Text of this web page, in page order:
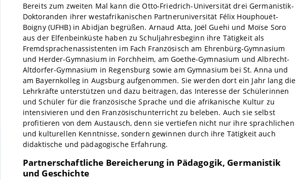
Bereits zum zweiten Mal kann die Otto-Friedrich-Universität drei Germanistik-
Doktoranden ihrer westafrikanischen Partneruniversität Félix Houphouët-
Boigny (UFHB) in Abidjan begrüßen. Arnaud Atta, Joël Guehi und Moïse Soro
aus der Elfenbeinküste haben zu Schuljahresbeginn ihre Tätigkeit als
Fremdsprachenassistenten im Fach Französisch am Ehrenbürg-Gymnasium
und Herder-Gymnasium in Forchheim, am Goethe-Gymnasium und Albrecht-
Altdorfer-Gymnasium in Regensburg sowie am Gymnasium bei St. Anna und
am Bayernkolleg in Augsburg aufgenommen. Sie werden dort ein Jahr lang die
Lehrkräfte unterstützen und dazu beitragen, das Interesse der Schülerinnen
und Schüler für die französische Sprache und die afrikanische Kultur zu
intensivieren und den Französischunterricht zu beleben. Auch sie selbst
profitieren von dem Austausch, denn sie vertiefen nicht nur ihre sprachlichen
und kulturellen Kenntnisse, sondern gewinnen durch ihre Tätigkeit auch
didaktische und pädagogische Erfahrung.
Partnerschaftliche Bereicherung in Pädagogik, Germanistik
und Geschichte